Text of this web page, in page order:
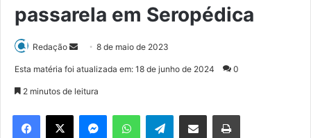
passarela em Seropédica
Redação
d
e
8 de maio de 2023
Esta matéria foi atualizada em: 18 de junho de 2024 0
2 minutos de leitura
Telegram